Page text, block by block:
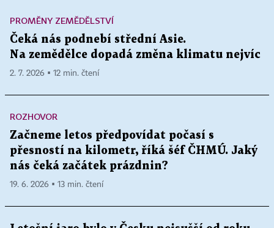
PROMĚNY ZEMĚDĚLSTVÍ
Čeká nás podnebí střední Asie.
Na zemědělce dopadá změna klimatu nejvíc
2. 7. 2026 ▪ 12 min. čtení
ROZHOVOR
Začneme letos předpovídat počasí s
přesností na kilometr, říká šéf ČHMÚ. Jaký
nás čeká začátek prázdnin?
19. 6. 2026 ▪ 13 min. čtení